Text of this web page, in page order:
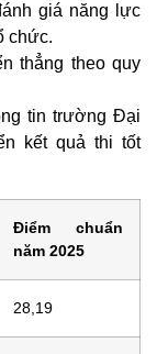
giá năng lực
chức.
thẳng theo quy
tin trường Đại
kết quả thi tốt
Điểm chuẩn
năm 2025
28,19